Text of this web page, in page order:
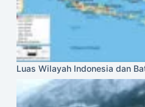
Luas Wilayah Indonesia dan